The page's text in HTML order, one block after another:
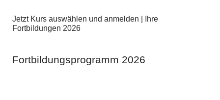
Jetzt Kurs auswählen und anmelden | Ihre
Fortbildungen 2026
Fortbildungsprogramm 2026